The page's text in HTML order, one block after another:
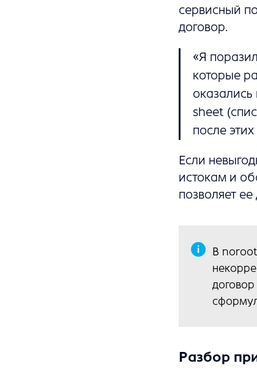
сервисный
договор.
«Я
которые
sheet
после этих
Если
истокам и
позволяет ее
В
Разбор